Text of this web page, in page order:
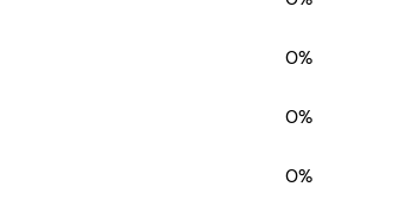
0%
0%
0%